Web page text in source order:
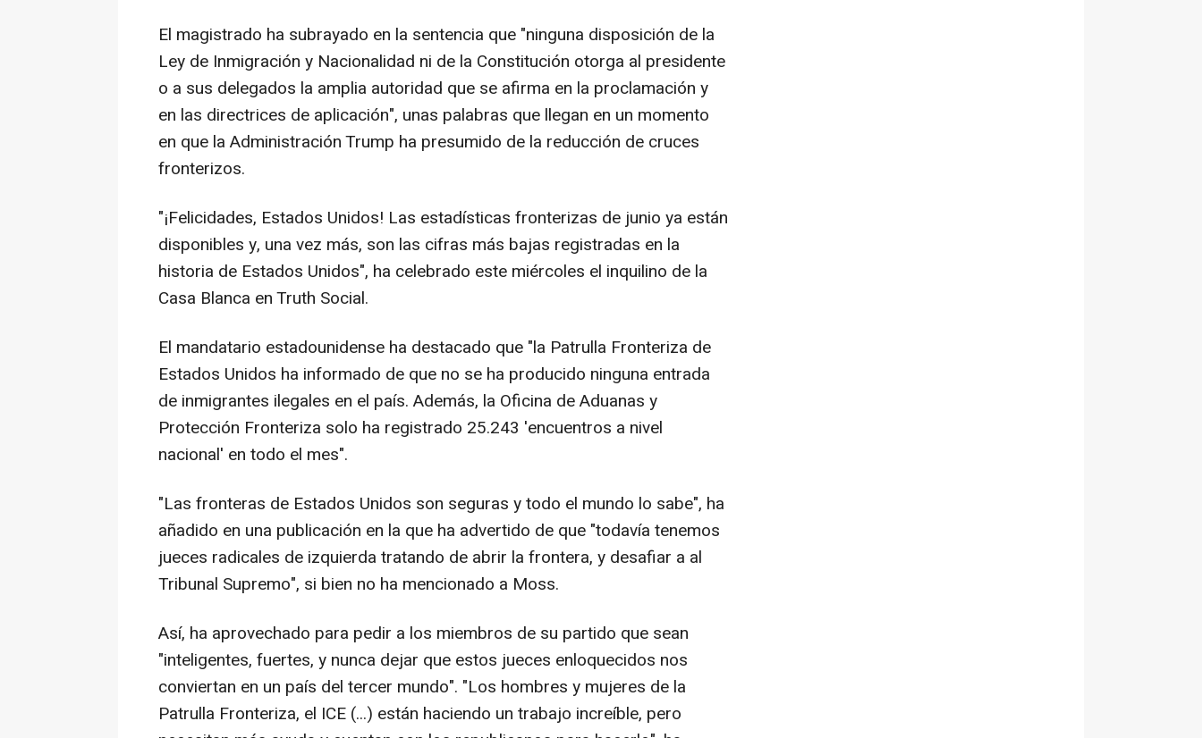
El magistrado ha subrayado en la sentencia que "ninguna disposición de la
Ley de Inmigración y Nacionalidad ni de la Constitución otorga al presidente
o a sus delegados la amplia autoridad que se afirma en la proclamación y
en las directrices de aplicación", unas palabras que llegan en un momento
en que la Administración Trump ha presumido de la reducción de cruces
fronterizos.
"¡Felicidades, Estados Unidos! Las estadísticas fronterizas de junio ya están
disponibles y, una vez más, son las cifras más bajas registradas en la
historia de Estados Unidos", ha celebrado este miércoles el inquilino de la
Casa Blanca en Truth Social.
El mandatario estadounidense ha destacado que "la Patrulla Fronteriza de
Estados Unidos ha informado de que no se ha producido ninguna entrada
de inmigrantes ilegales en el país. Además, la Oficina de Aduanas y
Protección Fronteriza solo ha registrado 25.243 'encuentros a nivel
nacional' en todo el mes".
"Las fronteras de Estados Unidos son seguras y todo el mundo lo sabe", ha
añadido en una publicación en la que ha advertido de que "todavía tenemos
jueces radicales de izquierda tratando de abrir la frontera, y desafiar a al
Tribunal Supremo", si bien no ha mencionado a Moss.
Así, ha aprovechado para pedir a los miembros de su partido que sean
"inteligentes, fuertes, y nunca dejar que estos jueces enloquecidos nos
conviertan en un país del tercer mundo". "Los hombres y mujeres de la
Patrulla Fronteriza, el ICE (...) están haciendo un trabajo increíble, pero